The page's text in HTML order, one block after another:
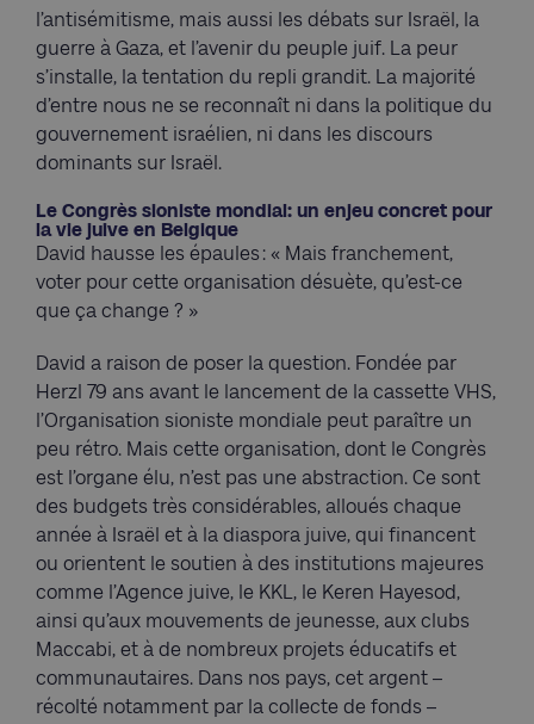
l’antisémitisme, mais aussi les débats sur Israël, la
guerre à Gaza, et l’avenir du peuple juif. La peur
s’installe, la tentation du repli grandit. La majorité
d’entre nous ne se reconnaît ni dans la politique du
gouvernement israélien, ni dans les discours
dominants sur Israël.
Le Congrès sioniste mondial: un enjeu concret pour
la vie juive en Belgique
David hausse les épaules : « Mais franchement,
voter pour cette organisation désuète, qu’est-ce
que ça change ? »
David a raison de poser la question. Fondée par
Herzl 79 ans avant le lancement de la cassette VHS,
l’Organisation sioniste mondiale peut paraître un
peu rétro. Mais cette organisation, dont le Congrès
est l’organe élu, n’est pas une abstraction. Ce sont
des budgets très considérables, alloués chaque
année à Israël et à la diaspora juive, qui financent
ou orientent le soutien à des institutions majeures
comme l’Agence juive, le KKL, le Keren Hayesod,
ainsi qu’aux mouvements de jeunesse, aux clubs
Maccabi, et à de nombreux projets éducatifs et
communautaires. Dans nos pays, cet argent –
récolté notamment par la collecte de fonds –